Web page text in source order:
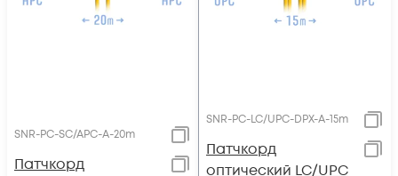
SNR-PC-SC/APC-A-20m
Патчкорд
SNR-PC-LC/UPC-DPX-A-15m
Патчкорд
оптический LC/UPC